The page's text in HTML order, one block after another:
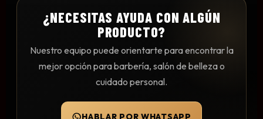
Equipos y Más
Lo Nuevo
Ofertas
¿NECESITAS AYUDA CON ALGÚN
PRODUCTO?
Nuestro equipo puede orientarte para encontrar la
mejor opción para barbería, salón de belleza o
cuidado personal.
HABLAR POR WHATSAPP